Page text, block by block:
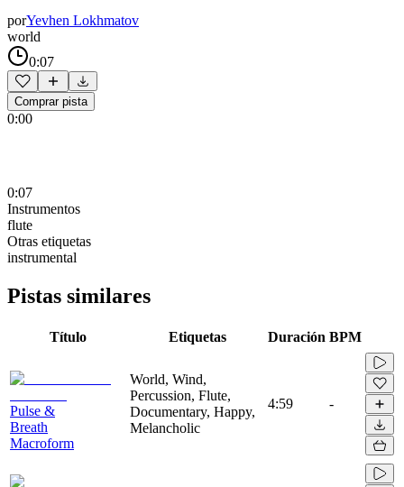
porYevhen Lokhmatov
world
0:07
Comprar pista
0:00
0:07
Instrumentos
flute
Otras etiquetas
instrumental
Pistas similares
Título Etiquetas Duración BPM
Pulse &
Breath
Macroform
World, Wind,
Percussion, Flute,
Documentary, Happy,
Melancholic
4:59 -